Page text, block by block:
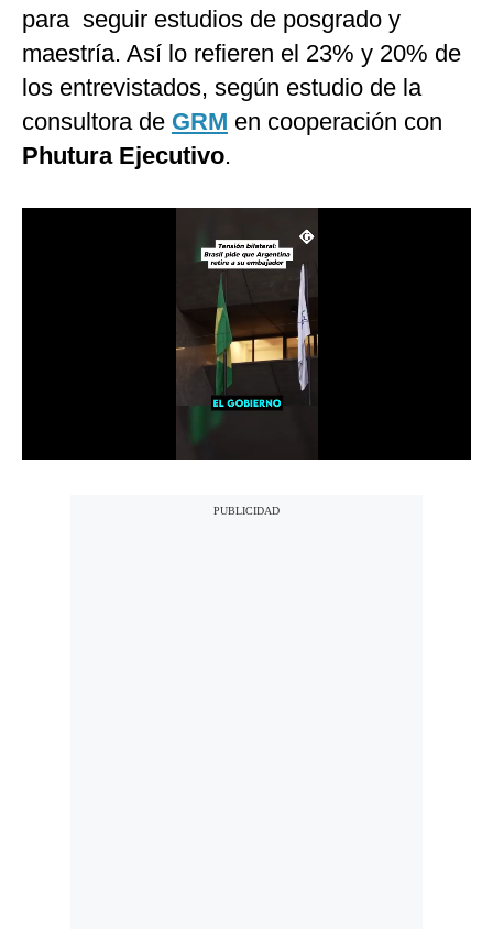
España
Internacional
Tecnología
Club del Suscriptor
para seguir estudios de posgrado y
maestría. Así lo refieren el 23% y 20% de
los entrevistados, según estudio de la
consultora de GRM en cooperación con
Phutura Ejecutivo.